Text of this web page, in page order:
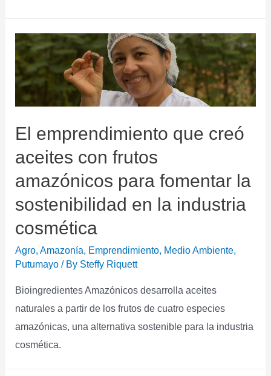
El emprendimiento que creó
aceites con frutos
amazónicos para fomentar la
sostenibilidad en la industria
cosmética
Agro,Amazonía, Emprendimiento, Medio Ambiente,
Putumayo / By Steffy Riquett
Bioingredientes Amazónicos desarrolla aceites
naturales a partir de los frutos de cuatro especies
amazónicas, una alternativa sostenible para la industria
cosmética.